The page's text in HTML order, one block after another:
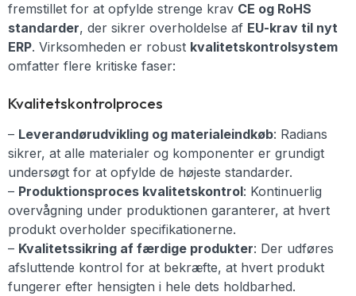
fremstillet for at opfylde strenge krav CE og RoHS
standarder, der sikrer overholdelse af EU-krav til nyt
ERP. Virksomheden er robust kvalitetskontrolsystem
omfatter flere kritiske faser:
Kvalitetskontrolproces
– Leverandørudvikling og materialeindkøb: Radians
sikrer, at alle materialer og komponenter er grundigt
undersøgt for at opfylde de højeste standarder.
– Produktionsproces kvalitetskontrol: Kontinuerlig
overvågning under produktionen garanterer, at hvert
produkt overholder specifikationerne.
– Kvalitetssikring af færdige produkter: Der udføres
afsluttende kontrol for at bekræfte, at hvert produkt
fungerer efter hensigten i hele dets holdbarhed.